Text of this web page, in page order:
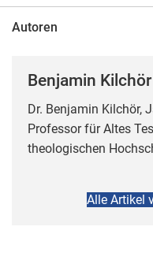
Autoren
Benjamin Kilchör
Dr. Benjamin Kilchör,
Professor für Altes
theologischen
Alle Artikel